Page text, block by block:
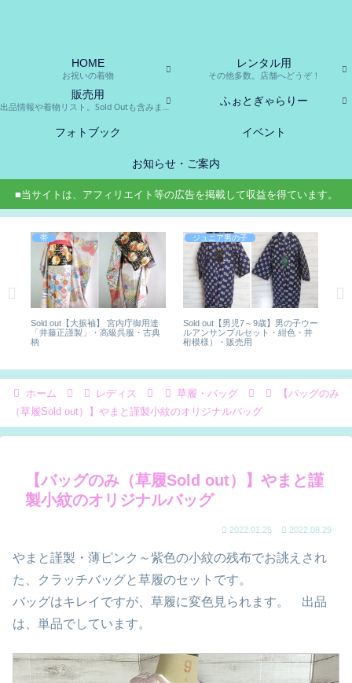
HOME
お祝いの着物
レンタル用
その他多数。店舗へどうぞ！
販売用
出品情報や着物リスト。Sold Outも含みます。 ふぉとぎゃらりー
フォトブック イベント
お知らせ・ご案内
■当サイトは、アフィリエイト等の広告を掲載して収益を得ています。
帯
Sold out【大振袖】 宮内庁御用達
「井藤正謹製」・高級呉服・古典
柄
ジュニア男の子
Sold out【男児7～9歳】男の子ウー
ルアンサンブルセット・紺色・井
桁模様）・販売用
ホーム レディス 草履・バッグ
【バッグのみ
（草履Sold out）】やまと謹製小紋のオリジナルバッグ
【バッグのみ（草履Sold out）】やまと謹
製小紋のオリジナルバッグ
2022.01.25 2022.08.29
やまと謹製・薄ピンク～紫色の小紋の残布でお誂えされ
た、クラッチバッグと草履のセットです。
バッグはキレイですが、草履に変色見られます。 出品
は、単品でしています。